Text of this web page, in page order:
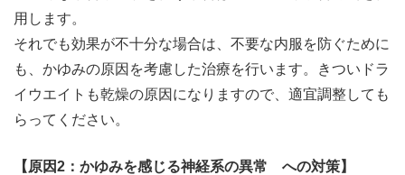
用します。
それでも効果が不十分な場合は、不要な内服を防ぐために
も、かゆみの原因を考慮した治療を行います。きついドラ
イウエイトも乾燥の原因になりますので、適宜調整しても
らってください。
【原因2：かゆみを感じる神経系の異常 への対策】